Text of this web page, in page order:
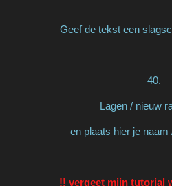
Geef de tekst een
40.
Lagen / nieuw
en plaats hier je
!! vergeet mijn tutorial